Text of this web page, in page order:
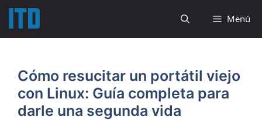
Saltar
contenido
Menú
Cómo resucitar un portátil viejo
con Linux: Guía completa para
darle una segunda vida